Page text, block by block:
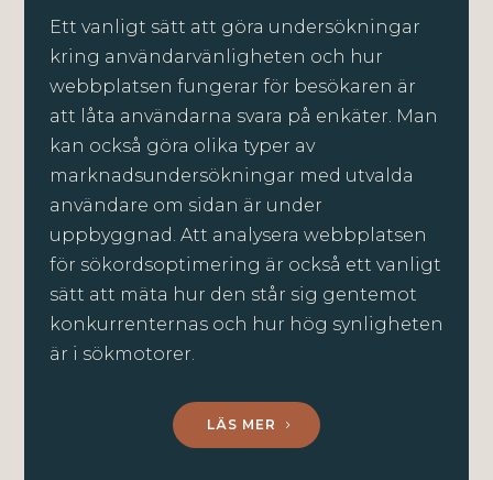
Ett vanligt sätt att göra undersökningar
kring användarvänligheten och hur
webbplatsen fungerar för besökaren är
att låta användarna svara på enkäter. Man
kan också göra olika typer av
marknadsundersökningar med utvalda
användare om sidan är under
uppbyggnad. Att analysera webbplatsen
för sökordsoptimering är också ett vanligt
sätt att mäta hur den står sig gentemot
konkurrenternas och hur hög synligheten
är i sökmotorer.
LÄS MER